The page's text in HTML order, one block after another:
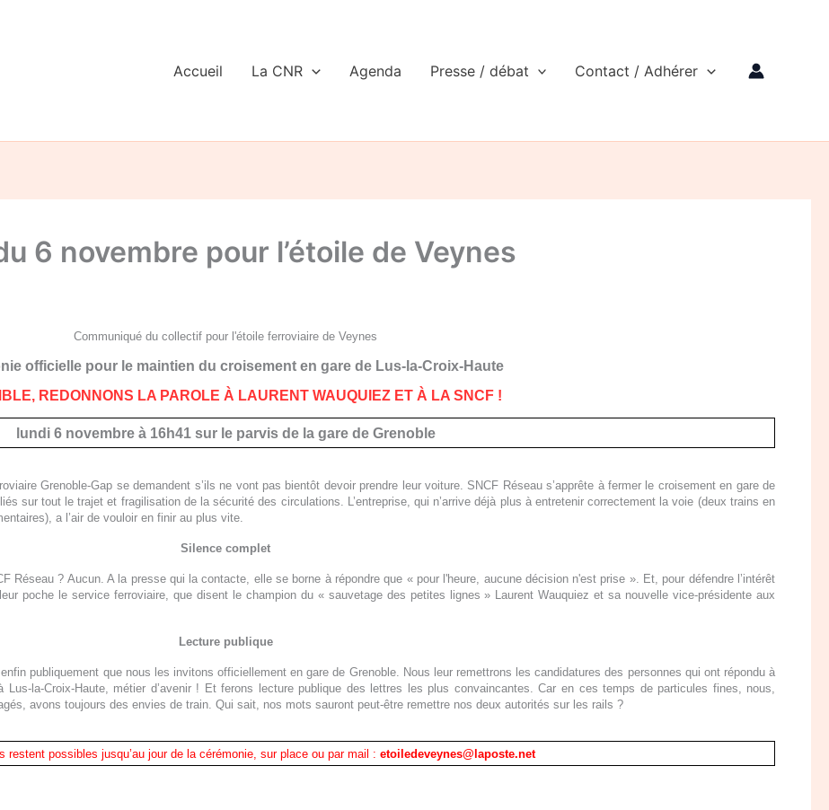
Accueil La CNR Agenda Presse / débat Contact / Adhérer
6 novembre pour l’étoile de Veynes
Communiqué du collectif pour l'étoile ferroviaire de Veynes
officielle pour le maintien du croisement en gare de Lus-la-Croix-Haute
REDONNONS LA PAROLE À LAURENT WAUQUIEZ ET À LA SNCF !
undi 6 novembre à 16h41 sur le parvis de la gare de Grenoble
Grenoble-Gap se demandent s’ils ne vont pas bientôt devoir prendre leur voiture. SNCF Réseau s’apprête à fermer le croisement en gare de
sur tout le trajet et fragilisation de la sécurité des circulations. L’entreprise, qui n’arrive déjà plus à entretenir correctement la voie (deux trains en
a l’air de vouloir en finir au plus vite.
Silence complet
Réseau ? Aucun. A la presse qui la contacte, elle se borne à répondre que « pour l'heure, aucune décision n'est prise ». Et, pour défendre l’intérêt
poche le service ferroviaire, que disent le champion du « sauvetage des petites lignes » Laurent Wauquiez et sa nouvelle vice-présidente aux
Lecture publique
publiquement que nous les invitons officiellement en gare de Grenoble. Nous leur remettrons lescandidatures des personnes qui ont réponduà
la-Croix-Haute, métier d’avenir ! Et ferons lecture publique des lettres les plus convaincantes.Caren ces temps de particules fines, nous,
és, avons toujours des envies de train. Qui sait, nos mots sauront peut-être remettre nos deux autorités sur les rails ?
restent possibles jusqu’au jour de la cérémonie, sur place ou par mail : etoiledeveynes@laposte.net